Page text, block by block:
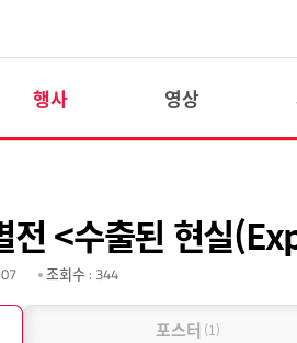
행사 영상
전 <수출된 현실
조회수 : 344
포스터 (1)